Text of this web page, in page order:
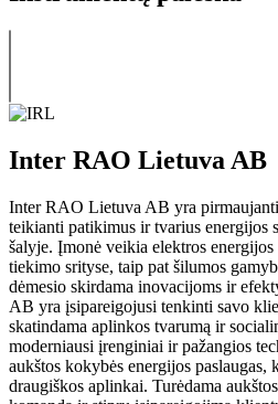
Inter RAO Lietuva AB
Inter RAO Lietuva AB yra
teikianti patikimus ir tvarius energijos
šalyje. Įmonė veikia elektros
tiekimo srityse, taip pat šilumos
dėmesio skirdama inovacijoms ir
AB yra įsipareigojusi tenkinti savo
skatindama aplinkos tvarumą ir
moderniausi įrenginiai ir pažangios
aukštos kokybės energijos
draugiškos aplinkai. Turėdama